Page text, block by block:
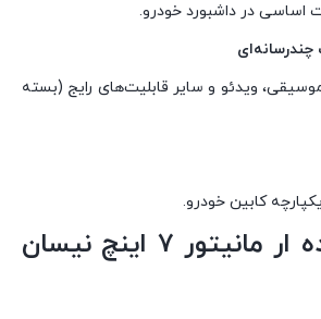
اساسی در داشبورد خودرو.
چندرسانه‌ای
ویدئو و سایر قابلیت‌های رایج (بسته
کابین خودرو.
مزایای استفاده ار مانیتور ۷ اینچ نیسان